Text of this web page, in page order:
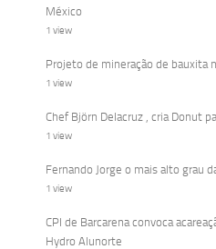
México
1 view
Projeto de mineração de bauxita
1 view
Chef Björn Delacruz , cria Donut
1 view
Fernando Jorge o mais alto grau
1 view
CPI de Barcarena convoca
Hydro Alunorte